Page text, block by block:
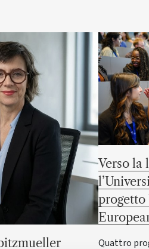
Verso la
progetto
Quattro